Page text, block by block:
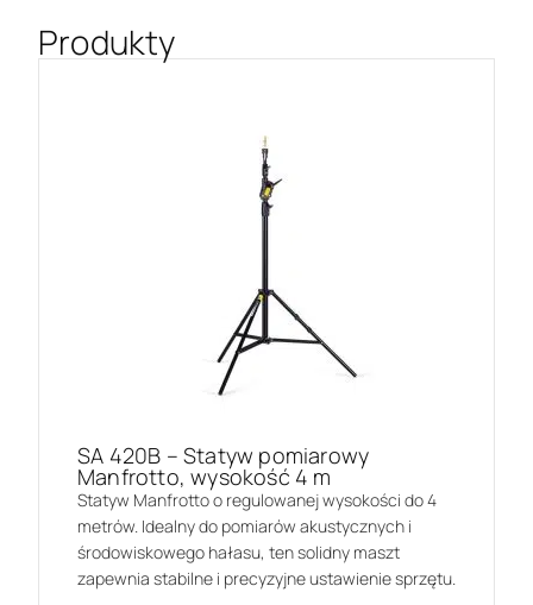
Produkty
SA 420B – Statyw pomiarowy
Manfrotto, wysokość 4 m
Statyw Manfrotto o regulowanej wysokości do 4
metrów. Idealny do pomiarów akustycznych i
środowiskowego hałasu, ten solidny maszt
zapewnia stabilne i precyzyjne ustawienie sprzętu.